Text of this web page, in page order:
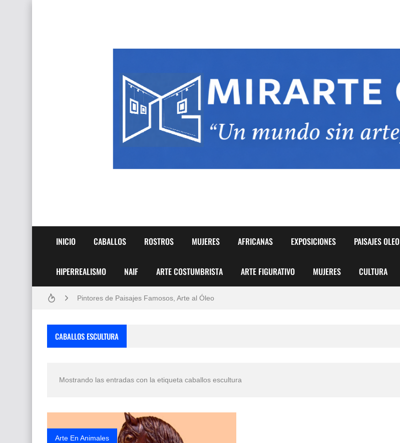
INICIO CABALLOS ROSTROS MUJERES AFRICANAS EXPOSICIONES PAISAJES OLEO
HIPERREALISMO NAIF ARTE COSTUMBRISTA ARTE FIGURATIVO MUJERES CULTURA
Frutas y Flores Para Colorear Imágenes
Pintores de Paisajes Famosos, Arte al Óleo
Rostros Bellos, La Perfección del Dibujo A Lápiz, Biryulina Vita
Fotos Artísticas de las Actrices de Hollywood Más Bellas del Mundo
CABALLOS ESCULTURA
Mostrando las entradas con la etiqueta caballos escultura
Arte En Animales